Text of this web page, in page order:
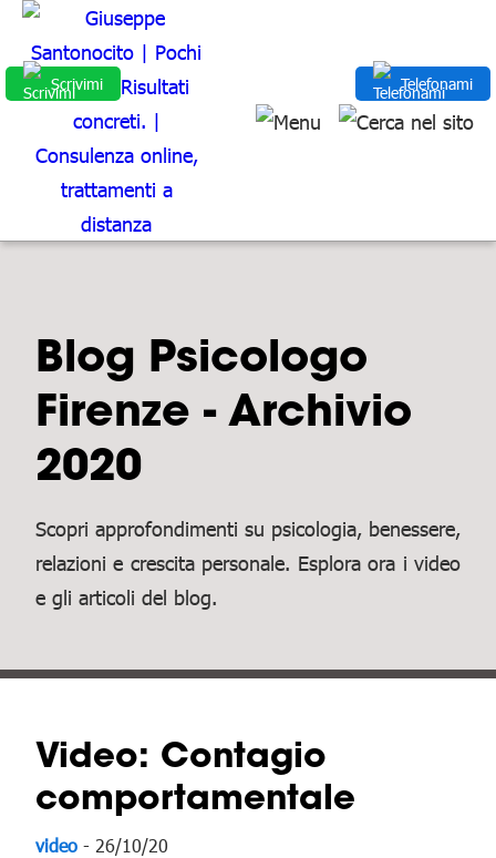
Scrivimi Telefonami
Blog Psicologo
Firenze - Archivio
2020
Scopri approfondimenti su psicologia, benessere,
relazioni e crescita personale. Esplora ora i video
e gli articoli del blog.
Video: Contagio
comportamentale
video - 26/10/20